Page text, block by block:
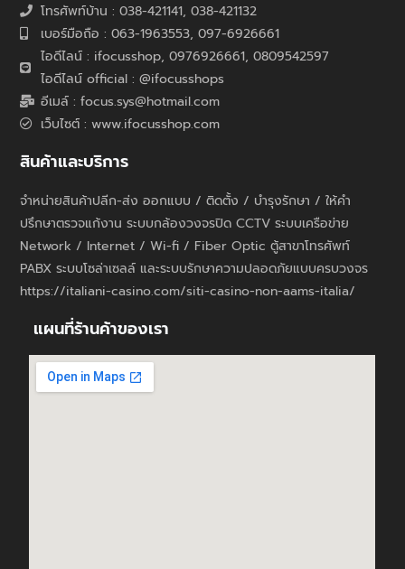
โทรศัพท์บ้าน : 038-421141, 038-421132
เบอร์มือถือ : 063-1963553, 097-6926661
ไอดีไลน์ : ifocusshop, 0976926661, 0809542597
ไอดีไลน์ official : @ifocusshops
อีเมล์ : focus.sys@hotmail.com
เว็บไซต์ : www.ifocusshop.com
สินค้าและบริการ
จำหน่ายสินค้าปลีก-ส่ง ออกแบบ / ติดตั้ง / บำรุงรักษา / ให้คำ
ปรึกษาตรวจแก้งาน ระบบกล้องวงจรปิด CCTV ระบบเครือข่าย
Network / Internet / Wi-fi / Fiber Optic ตู้สาขาโทรศัพท์
PABX ระบบโซล่าเซลล์ และระบบรักษาความปลอดภัยแบบครบวงจร
https://italiani-casino.com/siti-casino-non-aams-italia/
แผนที่ร้านค้าของเรา